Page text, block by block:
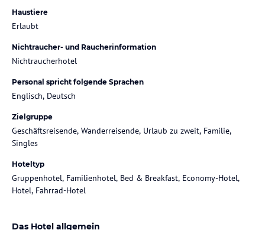
Haustiere
Erlaubt
Nichtraucher- und Raucherinformation
Nichtraucherhotel
Personal spricht folgende Sprachen
Englisch, Deutsch
Zielgruppe
Geschäftsreisende, Wanderreisende, Urlaub zu zweit, Familie,
Singles
Hoteltyp
Gruppenhotel, Familienhotel, Bed & Breakfast, Economy-Hotel,
Hotel, Fahrrad-Hotel
Das Hotel allgemein